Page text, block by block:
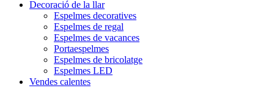
Decoració de la llar
Espelmes decoratives
Espelmes de regal
Espelmes de vacances
Portaespelmes
Espelmes de bricolatge
Espelmes LED
Vendes calentes